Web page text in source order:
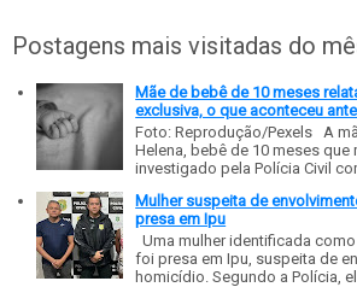
Postagens mais visitadas do
Mãe de bebê de 10 meses
exclusiva, o que aconteceu
Foto: Reprodução/Pexels A
Helena, bebê de 10 meses que
investigado pela Polícia Civil
Mulher suspeita de
presa em Ipu
Uma mulher identificada
foi presa em Ipu, suspeita de
homicídio. Segundo a Polícia,